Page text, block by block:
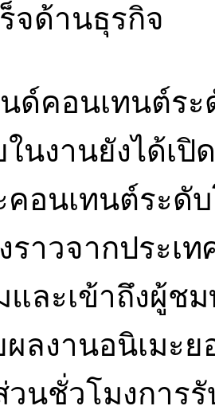
จด้านธุรกิจ
นด์คอนเทนต์ร
นงานยังได้เปิ
คอนเทนต์ระดั
งราวจากประ
และเข้าถึงผู้ช
ลงานอนิเมะย
วนชั่วโมงการ